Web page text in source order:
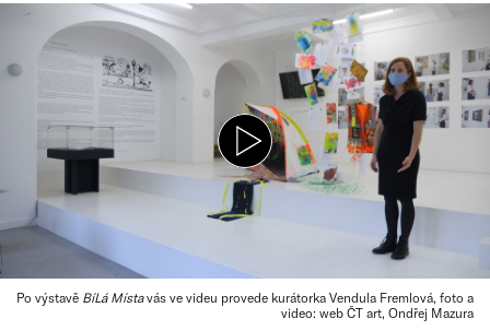
Vše o ČT
Po výstavě BíLá Místavás ve videu provede kurátorka Vendula Fremlová, foto a
video: web ČT art, Ondřej Mazura